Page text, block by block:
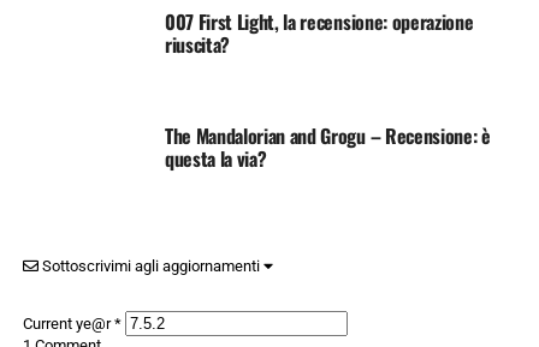
007 First Light, la recensione: operazione
riuscita?
The Mandalorian and Grogu – Recensione: è
questa la via?
Sottoscrivimi agli aggiornamenti
Current ye@r*